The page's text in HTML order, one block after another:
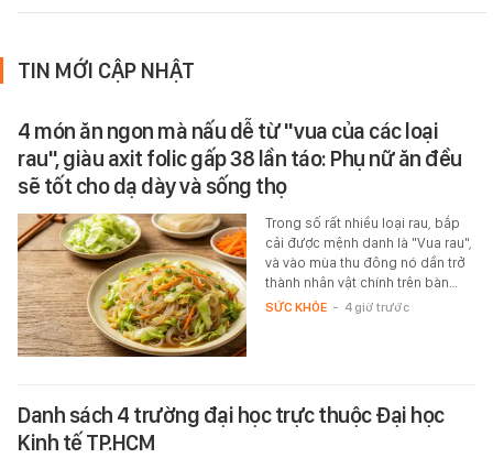
TIN MỚI CẬP NHẬT
4 món ăn ngon mà nấu dễ từ "vua của các loại
rau", giàu axit folic gấp 38 lần táo: Phụ nữ ăn đều
sẽ tốt cho dạ dày và sống thọ
Trong số rất nhiều loại rau, bắp
cải được mệnh danh là "Vua rau",
và vào mùa thu đông nó dần trở
thành nhân vật chính trên bàn…
SỨC KHỎE - 4 giờ trước
Danh sách 4 trường đại học trực thuộc Đại học
Kinh tế TP.HCM